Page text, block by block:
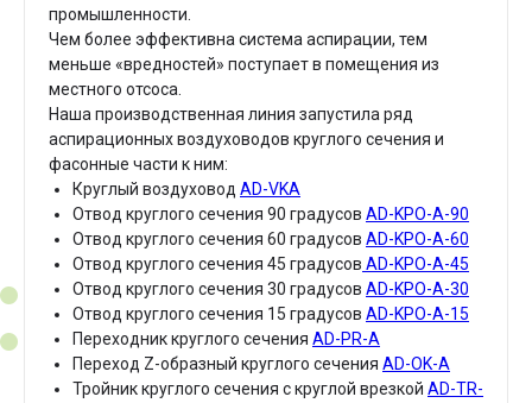
промышленности.
Чем более эффективна система аспирации, тем
меньше «вредностей» поступает в помещения из
местного отсоса.
Наша производственная линия запустила ряд
аспирационных воздуховодов круглого сечения и
фасонные части к ним:
Круглый воздуховод AD-VKA
Отвод круглого сечения 90 градусов AD-KPO-A-90
Отвод круглого сечения 60 градусов AD-KPO-A-60
Отвод круглого сечения 45 градусов AD-KPO-A-45
Отвод круглого сечения 30 градусов AD-KPO-A-30
Отвод круглого сечения 15 градусов AD-KPO-A-15
Переходник круглого сечения AD-PR-A
Переход Z-образный круглого сечения AD-OK-A
Тройник круглого сечения с круглой врезкой AD-TR-